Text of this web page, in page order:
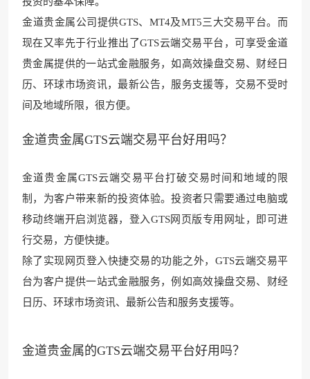
金道贵金属公司提供GTS、MT4及MT5三大交易平台。而
现在又率先于行业推出了GTS云端交易平台，可享受金道
贵金属提供的一站式金融服务，如高效操盘交易、财经日
历、环球市场资讯，最新公告，服务支援等，交易不受时
间及地域所限，很方便。
金道贵金属GTS云端交易平台好用吗？
金道贵金属GTS云端交易平台打破交易时间和地域的限
制，为客户带来新的投资体验。投资者只需要通过电脑或
移动终端开启浏览器，登入GTS网页版专用网址，即可进
行交易，方便快捷。
除了实现网页登入快捷交易的功能之外，GTS云端交易平
台为客户提供一站式金融服务，例如高效操盘交易、财经
日历、环球市场资讯、最新公告和服务支援等。
金道贵金属的GTS云端交易平台好用吗？